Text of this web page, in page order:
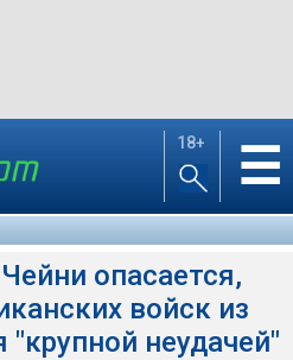
18+ ☰
опасается,
войск из
"крупной неудачей"